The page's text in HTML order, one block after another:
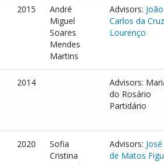
2015
André
Miguel
Soares
Mendes
Martins
Advisors: João
Carlos da Cruz
Lourenço
2014
Advisors:
do Rosário
Partidário
2020
Sofia
Cristina
Advisors:
de Matos